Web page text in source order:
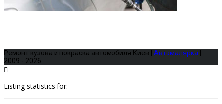
Ремонт кузова и покраска автомобиля Киев | Автомалярка
2009 - 2026
Listing statistics for: